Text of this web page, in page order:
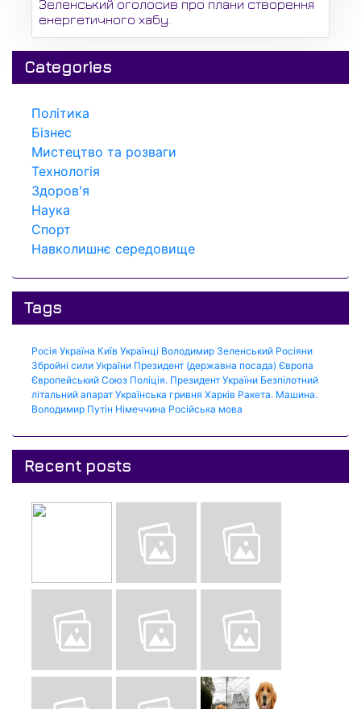
Зеленський оголосив про плани створення
енергетичного хабу.
Categories
Політика
Бізнес
Мистецтво та розваги
Технологія
Здоров'я
Наука
Спорт
Навколишнє середовище
Tags
Росія Україна Київ Українці Володимир Зеленський Росіяни
Збройні сили України Президент (державна посада) Європа
Європейський Союз Поліція. Президент України Безпілотний
літальний апарат Українська гривня Харків Ракета. Машина.
Володимир Путін Німеччина Російська мова
Recent posts